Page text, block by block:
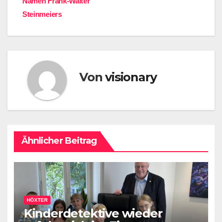
Steinmeiers
Vonvisionary
Ähnlicher Beitrag
HÖXTER
Kinderdetektive wieder